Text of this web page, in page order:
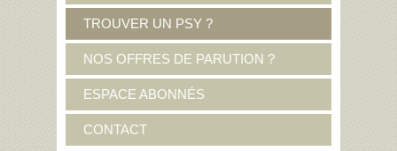
TROUVER UN PSY ?
NOS OFFRES DE PARUTION ?
ESPACE ABONNÉS
CONTACT